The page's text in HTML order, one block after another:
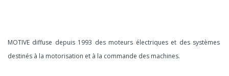
MOTIVE diffuse depuis 1993 des moteurs électriques et des systèmes
destinés à la motorisation et à la commande des machines.